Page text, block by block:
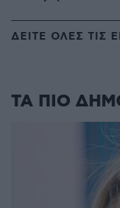
ΔΕΙΤΕ ΟΛΕΣ ΤΙΣ
ΤΑ ΠΙΟ